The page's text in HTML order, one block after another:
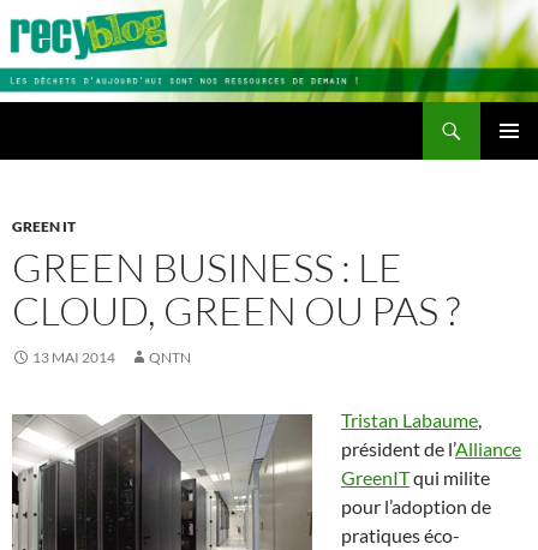
Aller
contenu
GREEN IT
GREEN BUSINESS : LE
CLOUD, GREEN OU PAS ?
13 MAI 2014 QNTN
Tristan Labaume,
président de l’Alliance
GreenITqui milite
pour l’adoption de
pratiques éco-